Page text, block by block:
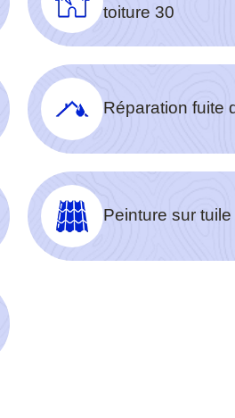
toiture 30
Réparation fuite
Peinture sur tuile